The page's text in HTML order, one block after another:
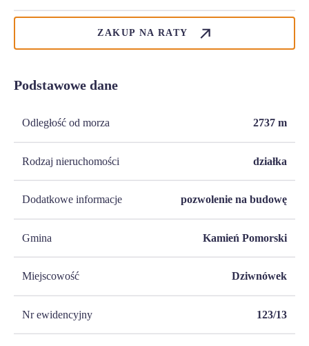
ZAKUP NA RATY
Podstawowe dane
Odległość od morza 2737 m
Rodzaj nieruchomości działka
Dodatkowe informacje pozwolenie na budowę
Gmina Kamień Pomorski
Miejscowość Dziwnówek
Nr ewidencyjny 123/13